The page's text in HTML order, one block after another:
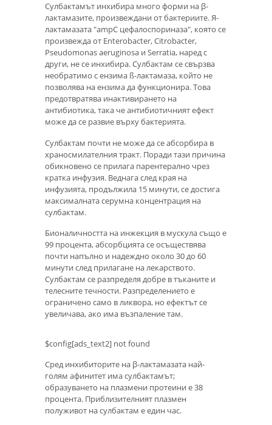
Сулбактамът инхибира много форми на β-
лактамазите, произвеждани от бактериите. Я-
лактамазата "ampC цефалоспориназа", която се
произвежда от Enterobacter, Citrobacter,
Pseudomonas aeruginosa и Serratia, наред с
други, не се инхибира. Сулбактам се свързва
необратимо с ензима ß-лактамаза, който не
позволява на ензима да функционира. Това
предотвратява инактивирането на
антибиотика, така че антибиотичният ефект
може да се развие върху бактерията.
Сулбактам почти не може да се абсорбира в
храносмилателния тракт. Поради тази причина
обикновено се прилага парентерално чрез
кратка инфузия. Веднага след края на
инфузията, продължила 15 минути, се достига
максималната серумна концентрация на
сулбактам.
Бионаличността на инжекция в мускула също е
99 процента, абсорбцията се осъществява
почти напълно и надеждно около 30 до 60
минути след прилагане на лекарството.
Сулбактам се разпределя добре в тъканите и
телесните течности. Разпределението е
ограничено само в ликвора, но ефектът се
увеличава, ако има възпаление там.
$config[ads_text2] not found
Сред инхибиторите на β-лактамазата най-
голям афинитет има сулбактамът;
образуването на плазмени протеини е 38
процента. Приблизителният плазмен
полуживот на сулбактам е един час.